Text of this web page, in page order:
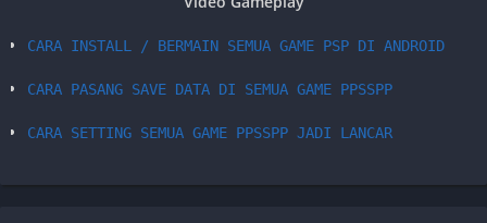
CARA INSTALL / BERMAIN SEMUA GAME PSP DI ANDROID
CARA PASANG SAVE DATA DI SEMUA GAME PPSSPP
CARA SETTING SEMUA GAME PPSSPP JADI LANCAR